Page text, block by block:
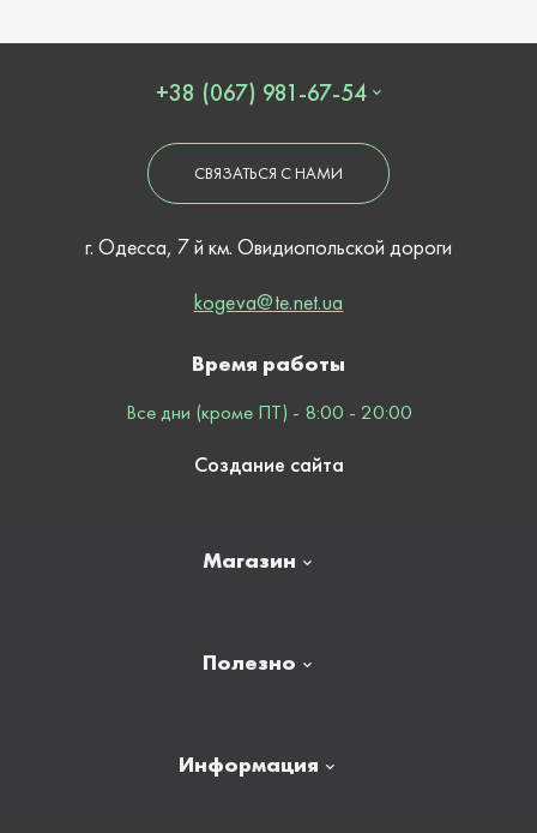
+38 (067) 981-67-54
СВЯЗАТЬСЯ С НАМИ
г. Одесса, 7 й км. Овидиопольской дороги
kogeva@te.net.ua
Магазин
Полезно
Информация
Время работы
Все дни (кроме ПТ) - 8:00 - 20:00
Создание сайта